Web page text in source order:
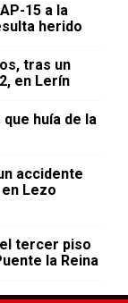
15 a la
herido
tras un
en Lerín
huía de la
accidente
Lezo
tercer piso
la Reina